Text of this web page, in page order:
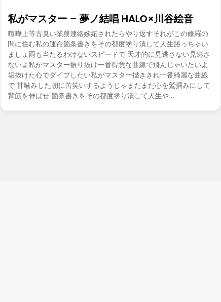
私がマスター – 夢ノ結唱 HALO×川谷絵音
喧嘩上等古臭い業務連絡嫉妬されたらやり返すそれがこの修羅の
間に住む私の運命箇条書きをその都度塗り潰して人生勝っちゃい
ましょ雨も当たるわけないスピードで 天才的に見逃さない見逃さ
ないよ私がマスター振り抜け一番得意な曲線で飛んじゃいたいよ
垢抜けた心でダイブしたい私がマスター描ききれ一番綺麗な曲線
で 甘噛みした朝に苦笑いするようじゃまだまだ心を鷲掴みにして
背筋を伸ばせ 箇条書きをその都度塗り潰して人生や…